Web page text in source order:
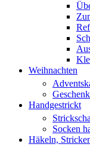
Weihnachten
Handgestrickt
Socken
Häkeln,